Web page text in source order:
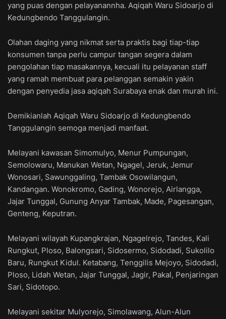
yang puas dengan pelayanannha. Aqiqah Waru Sidoarjo di
Kedungbendo Tanggulangin.
Olahan daging yang nikmat serta praktis bagi tiap-tiap
konsumen tanpa perlu campur tangan segera dalam
pengolahan tiap masakannya, kecuali itu pelayanan staff
yang ramah membuat para pelanggan semakin yakin
dengan penyedia jasa aqiqah Surabaya enak dan murah ini.
Demikianlah Aqiqah Waru Sidoarjo di Kedungbendo
Tanggulangin semoga menjadi manfaat.
Melayani kawasan Simomulyo, Menur Pumpungan,
Semolowaru, Manukan Wetan, Ngagel, Jeruk, Jemur
Wonosari, Sawunggaling, Tambak Osowilangun,
Kandangan. Wonokromo, Gading, Wonorejo, Airlangga,
Jajar Tunggal, Gunung Anyar Tambak, Made, Pagesangan,
Genteng, Keputran.
Melayani wilayah Kupangkrajan, Ngagelrejo, Tandes, Kali
Rungkut, Ploso, Balongsari, Sidosermo, Sidodadi, Sukolilo
Baru, Rungkut Kidul. Ketabang, Tenggilis Mejoyo, Sidodadi,
Ploso, Lidah Wetan, Jajar Tunggal, Jagir, Pakal, Penjaringan
Sari, Sidotopo.
Melayani sekitar Mulyorejo, Simolawang, Alun-Alun